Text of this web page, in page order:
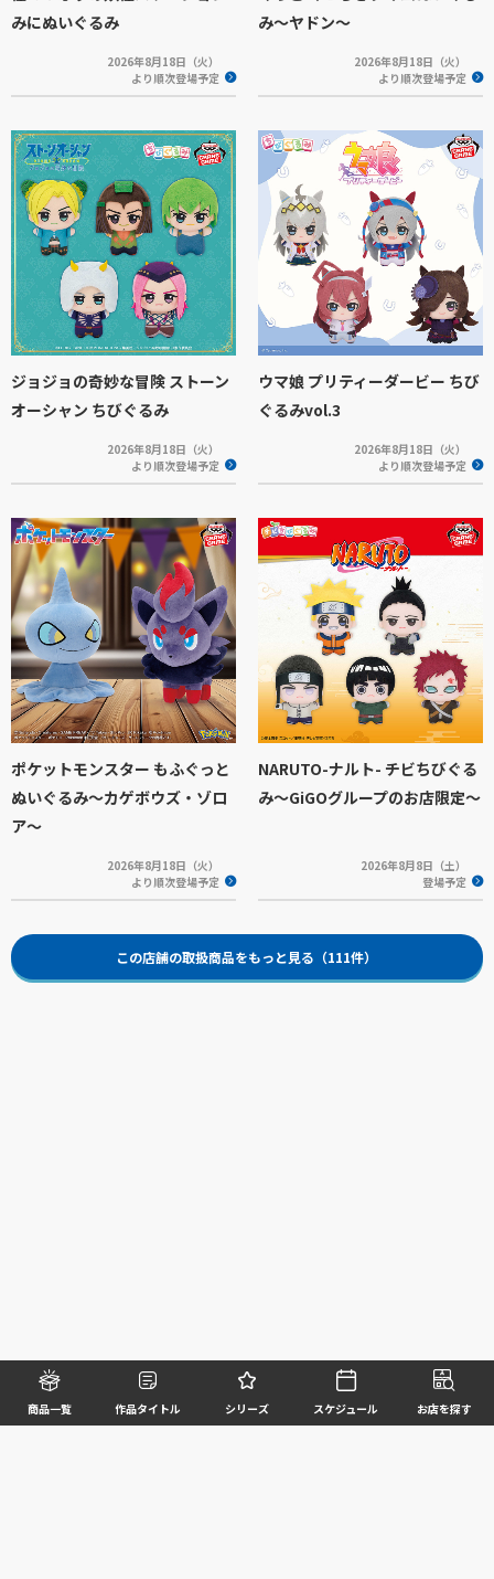
商品一覧 作品タイトル シリーズ スケジュール お店を探す
みにぬいぐるみ
2026年8月18日（火）
より順次登場予定
み～ヤドン～
2026年8月18日（火）
より順次登場予定
ジョジョの奇妙な冒険 ストーン
オーシャン ちびぐるみ
2026年8月18日（火）
より順次登場予定
ウマ娘 プリティーダービー ちび
ぐるみvol.3
2026年8月18日（火）
より順次登場予定
ポケットモンスター もふぐっと
ぬいぐるみ～カゲボウズ・ゾロ
ア～
2026年8月18日（火）
より順次登場予定
NARUTO-ナルト- チビちびぐる
み〜GiGOグループのお店限定〜
2026年8月8日（土）
登場予定
この店舗の取扱商品をもっと見る（111件）